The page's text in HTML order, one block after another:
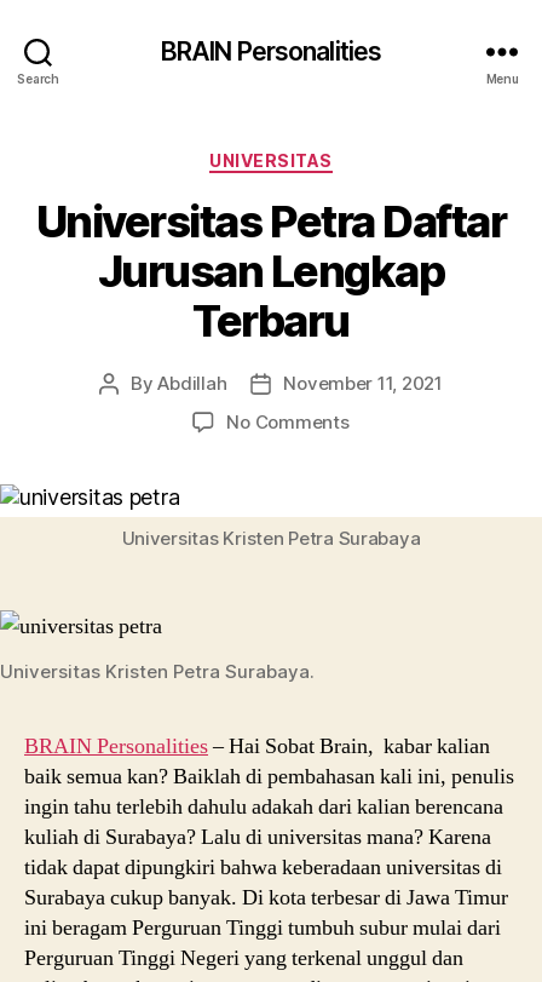
Search
BRAIN Personalities
Menu
Categories
UNIVERSITAS
Universitas Petra Daftar
Jurusan Lengkap
Terbaru
PostByAbdillah
Post
date
November 11, 2021
No Commentson
Jurusan
Lengkap
Universitas Kristen Petra Surabaya
Universitas Kristen Petra Surabaya.
BRAIN Personalities– Hai Sobat Brain, kabar kalian
baik semua kan? Baiklah di pembahasan kali ini, penulis
ingin tahu terlebih dahulu adakah dari kalian berencana
kuliah di Surabaya? Lalu di universitas mana? Karena
tidak dapat dipungkiri bahwa keberadaan universitas di
Surabaya cukup banyak. Di kota terbesar di Jawa Timur
ini beragam Perguruan Tinggi tumbuh subur mulai dari
Perguruan Tinggi Negeri yang terkenal unggul dan